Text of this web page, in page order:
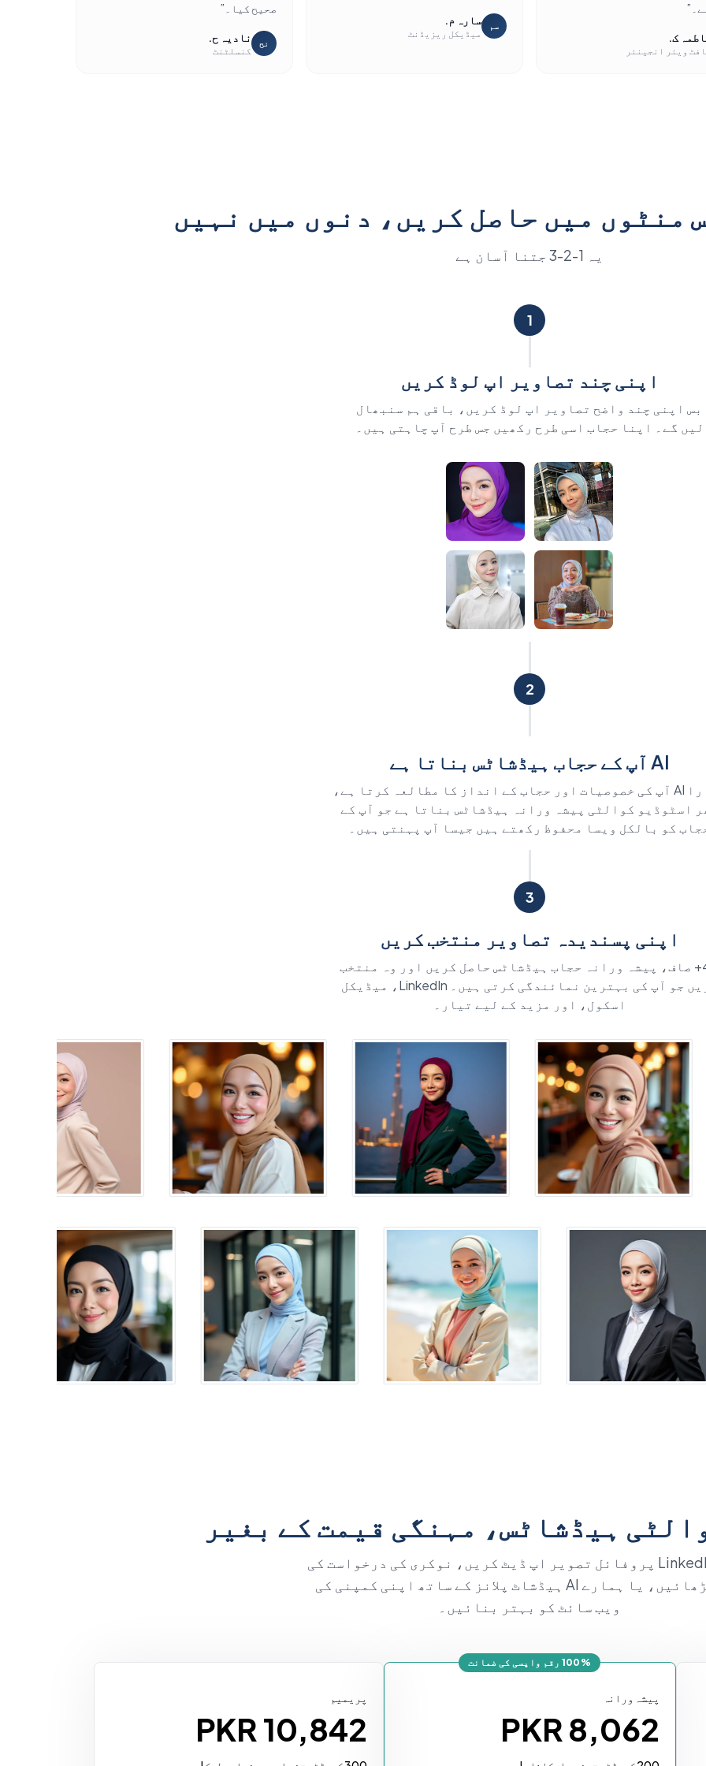
”
ک.
ویئر انجینئر
سم سارہ م.
میڈیکل ریزیڈنٹ
صحیح کیا۔ ”
نح نادیہ ح.
کنسلٹنٹ
منٹوں میں حاصل کریں، دنوں میں نہیں
یہ 1-2-3 جتنا آسان ہے
1
اپنی چند تصاویر اپ لوڈ کریں
بس اپنی چند واضح تصاویر اپ لوڈ کریں، باقی ہم سنبھال
لیں گے۔ اپنا حجاب اسی طرح رکھیں جس طرح آپ چاہتی ہیں۔
2
AI آپ کے حجاب ہیڈشاٹس بناتا ہے
ہمارا AI آپ کی خصوصیات اور حجاب کے انداز کا مطالعہ کرتا ہے،
اسٹوڈیو کوالٹی پیشہ ورانہ ہیڈشاٹس بناتا ہے جو آپ کے
کو بالکل ویسا محفوظ رکھتے ہیں جیسا آپ پہنتی ہیں۔
3
اپنی پسندیدہ تصاویر منتخب کریں
40+ صاف، پیشہ ورانہ حجاب ہیڈشاٹس حاصل کریں اور وہ منتخب
کریں جو آپ کی بہترین نمائندگی کرتی ہیں۔ LinkedIn، میڈیکل
اسکول، اور مزید کے لیے تیار۔
ہیڈشاٹس، مہنگی قیمت کے بغیر
اپنی LinkedIn پروفائل تصویر اپ ڈیٹ کریں، نوکری کی درخواست کی
شرح بڑھائیں، یا ہمارے AI ہیڈشاٹ پلانز کے ساتھ اپنی کمپنی کی
ویب سائٹ کو بہتر بنائیں۔
100% رقم واپسی کی ضمانت
پیشہ ورانہ
PKR 8,062
پریمیم
PKR 10,842